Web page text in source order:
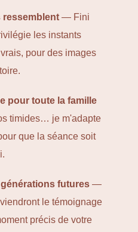
ressemblent — Fini
les instants
pour des images
pour toute la famille
timides… je m'adapte
que la séance soit
futures —
le témoignage
précis de votre